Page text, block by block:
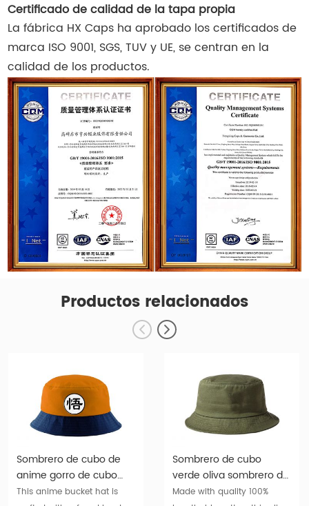
Certificado de calidad de la tapa propia
La fábrica HX Caps ha aprobado los certificados de
marca ISO 9001, SGS, TUV y UE, se centran en la
calidad de los productos.
Productos relacionados
Sombrero de cubo de
anime gorro de cubo
animado japonés
This anime bucket hat is
Sombrero de cubo
verde oliva sombrero de
cubo de algodón en
Made with quality 100%